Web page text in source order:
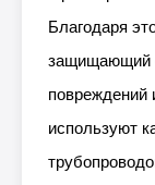
Благодаря
защищающий
повреждений
используют